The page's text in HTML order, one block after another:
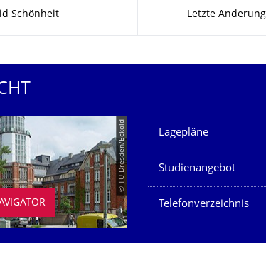
Schönheit Letzte
© TU Dresden/Eckold Unsere Dienste
Lagepläne
Studienangebot
Telefonverzeichnis